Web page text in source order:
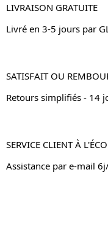
LIVRAISON GRATUITE
Livré en 3-5 jours par
SATISFAIT OU
Retours simplifiés - 14
SERVICE CLIENT À
Assistance par e-mail